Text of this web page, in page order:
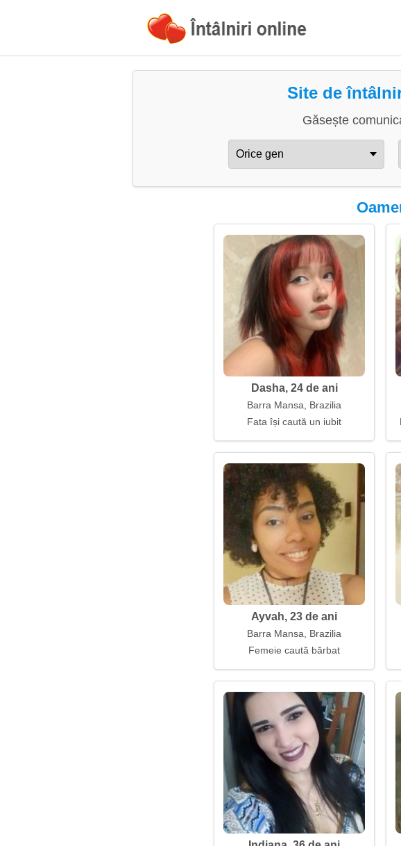
Site de
Găsește
Dasha, 24 de ani
Barra Mansa, Brazilia
Fata își caută un iubit
Ayvah, 23 de ani
Barra Mansa, Brazilia
Femeie caută bărbat